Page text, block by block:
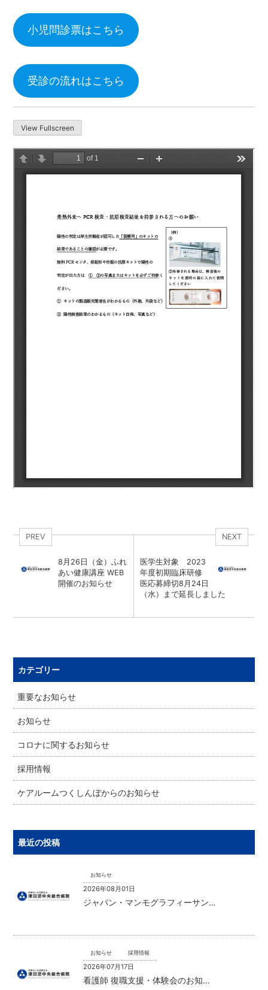
小児問診票はこちら
受診の流れはこちら
View Fullscreen
PREV
8月26日（金）ふれ
あい健康講座 WEB
開催のお知らせ
NEXT
医学生対象 2023
年度初期臨床研修
医応募締切8月24日
（水）まで延長しました
カテゴリー
重要なお知らせ
お知らせ
コロナに関するお知らせ
採用情報
ケアルームつくしんぼからのお知らせ
最近の投稿
お知らせ
2026年08月01日
ジャパン・マンモグラフィーサン…
お知らせ 採用情報
2026年07月17日
看護師 復職支援・体験会のお知…